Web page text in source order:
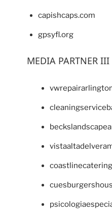
capishcaps.com
gpsyfl.org
MEDIA PARTNER III